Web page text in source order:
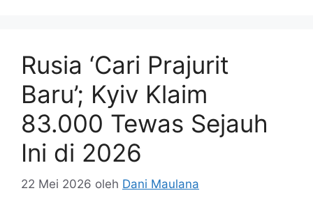
Rusia ‘Cari Prajurit
Baru’; Kyiv Klaim
83.000 Tewas Sejauh
Ini di 2026
22 Mei 2026 oleh Dani Maulana